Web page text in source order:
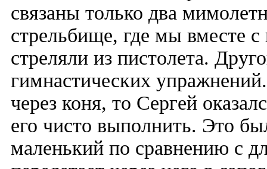
связаны только два
стрельбище, где мы вместе
стреляли из пистолета.
гимнастических
через коня, то Сергей
его чисто выполнить. Это
маленький по сравнению с